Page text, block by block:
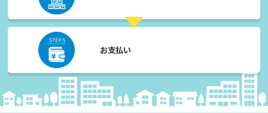
お支払い